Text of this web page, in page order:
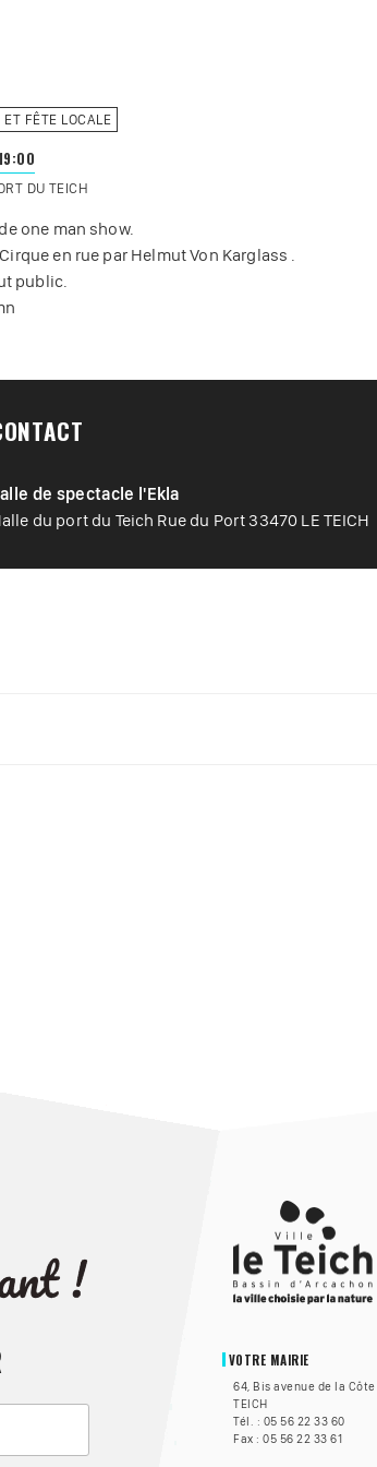
FÊTE LOCALE
DU TEICH
one man show.
en rue par Helmut Von Karglass .
public.
#Divertissement
de spectacle l'Ekla
du port du Teich Rue du Port 33470 LE TEICH
VOTRE MAIRIE
64, Bis avenue de la Côte
TEICH
Tél. : 05 56 22 33 60
Fax : 05 56 22 33 61